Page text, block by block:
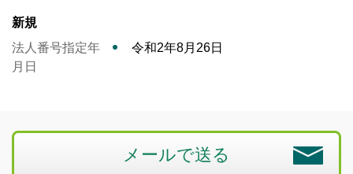
新規
法人番号指定年
月日
令和2年8月26日
メールで送る